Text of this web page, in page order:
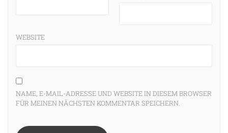
WEBSITE
NAME, E-MAIL-ADRESSE UND WEBSITE IN DIESEM BROWSER
FÜR MEINEN NÄCHSTEN KOMMENTAR SPEICHERN.